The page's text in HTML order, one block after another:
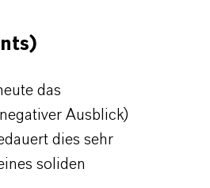
das
Ausblick)
dies sehr
soliden